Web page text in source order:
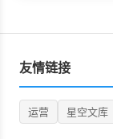
友情链接
运营 星空文库